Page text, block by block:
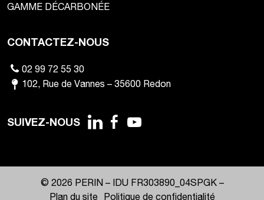
GAMME DÉCARBONÉE
CONTACTEZ-NOUS
02 99 72 55 30
102, Rue de Vannes –35600 Redon
SUIVEZ-NOUS
© 2026 PERIN – IDU FR303890_04SPGK–
Plan du site
Politique de confidentialité